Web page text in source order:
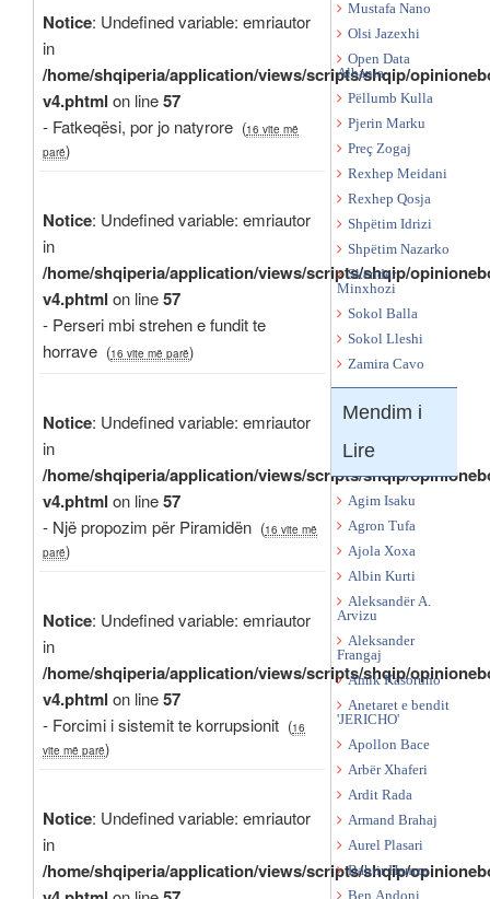
Notice: Undefined variable: emriautor
in
/home/shqiperia/application/views/scripts/shqip/
v4.phtml on line57
- Fatkeqësi, por jo natyrore (16 vite më
parë)
Notice: Undefined variable: emriautor
in
/home/shqiperia/application/views/scripts/shqip/
v4.phtml on line57
- Perseri mbi strehen e fundit te
horrave (16 vite më parë)
Notice: Undefined variable: emriautor
in
/home/shqiperia/application/views/scripts/shqip/
v4.phtml on line57
- Një propozim për Piramidën (16 vite më
parë)
Notice: Undefined variable: emriautor
in
/home/shqiperia/application/views/scripts/shqip/
v4.phtml on line57
- Forcimi i sistemit te korrupsionit (16
vite më parë)
Notice: Undefined variable: emriautor
in
/home/shqiperia/application/views/scripts/shqip/
Mustafa Nano
Olsi Jazexhi
Open Data
Albania
Pëllumb Kulla
Pjerin Marku
Preç Zogaj
Rexhep Meidani
Rexhep Qosja
Shpëtim Idrizi
Shpëtim Nazarko
Skënder
Minxhozi
Sokol Balla
Sokol Lleshi
Zamira Cavo
Mendim i
Lire
Agim Isaku
Agron Tufa
Ajola Xoxa
Albin Kurti
Aleksandër A.
Arvizu
Aleksander
Frangaj
Amik Kasoruho
Anetaret e bendit
'JERICHO'
Apollon Bace
Arbër Xhaferi
Ardit Rada
Armand Brahaj
Aurel Plasari
Bahtir Hamza
Ben Andoni